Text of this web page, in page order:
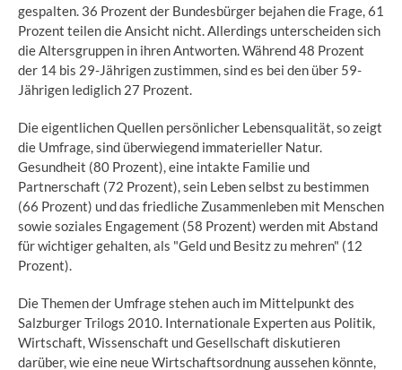
gespalten. 36 Prozent der Bundesbürger bejahen die Frage, 61
Prozent teilen die Ansicht nicht. Allerdings unterscheiden sich
die Altersgruppen in ihren Antworten. Während 48 Prozent
der 14 bis 29-Jährigen zustimmen, sind es bei den über 59-
Jährigen lediglich 27 Prozent.
Die eigentlichen Quellen persönlicher Lebensqualität, so zeigt
die Umfrage, sind überwiegend immaterieller Natur.
Gesundheit (80 Prozent), eine intakte Familie und
Partnerschaft (72 Prozent), sein Leben selbst zu bestimmen
(66 Prozent) und das friedliche Zusammenleben mit Menschen
sowie soziales Engagement (58 Prozent) werden mit Abstand
für wichtiger gehalten, als "Geld und Besitz zu mehren" (12
Prozent).
Die Themen der Umfrage stehen auch im Mittelpunkt des
Salzburger Trilogs 2010. Internationale Experten aus Politik,
Wirtschaft, Wissenschaft und Gesellschaft diskutieren
darüber, wie eine neue Wirtschaftsordnung aussehen könnte,